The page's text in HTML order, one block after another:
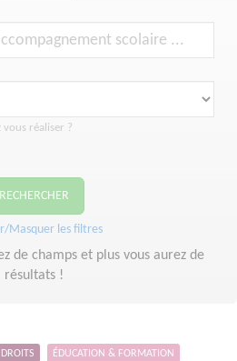
vous réaliser ?
RECHERCHER
Masquer les filtres
de champs et plus vous aurez de
résultats !
ÉDUCATION & FORMATION